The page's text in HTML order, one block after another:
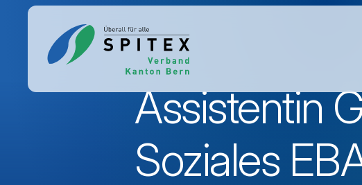
Assistentin
Soziales